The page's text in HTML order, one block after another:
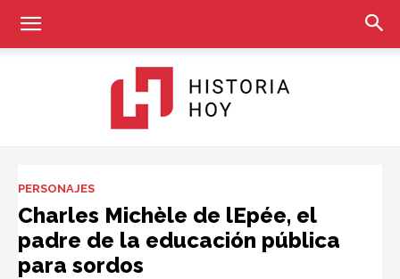
Hoy
PERSONAJES
Charles Michèle de lEpée, el
padre de la educación pública
para sordos